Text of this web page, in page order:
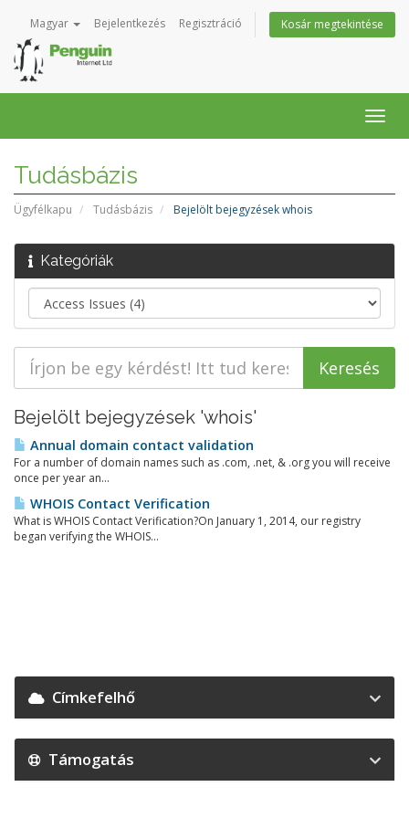
Magyar Bejelentkezés Regisztráció Kosár megtekintése
a
Tudásbázis
Ügyfélkapu Tudásbázis Bejelölt bejegyzések whois
Kategóriák
Bejelölt bejegyzések 'whois'
Annual domain contact validation
For a number of domain names such as .com, .net, & .org you will receive
once per year an...
WHOIS Contact Verification
What is WHOIS Contact Verification?On January 1, 2014, our registry
began verifying the WHOIS...
Címkefelhő
Támogatás